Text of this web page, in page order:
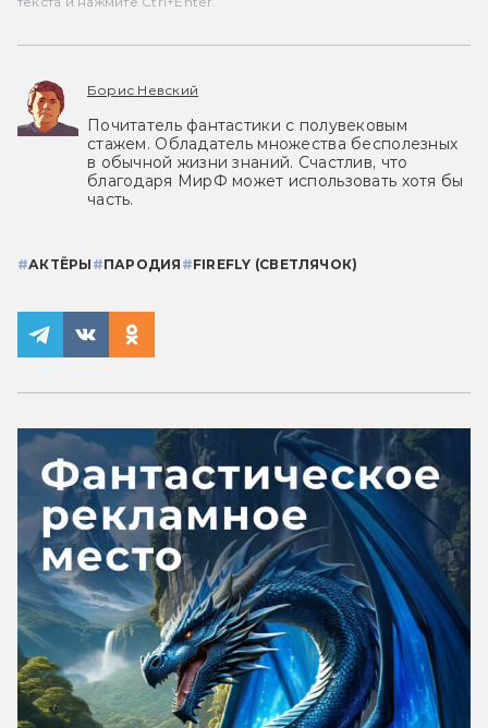
Борис Невский
Почитатель фантастики с полувековым
стажем. Обладатель множества бесполезных
в обычной жизни знаний. Счастлив, что
благодаря МирФ может использовать хотя бы
часть.
#АКТЁРЫ #ПАРОДИЯ #FIREFLY (СВЕТЛЯЧОК)